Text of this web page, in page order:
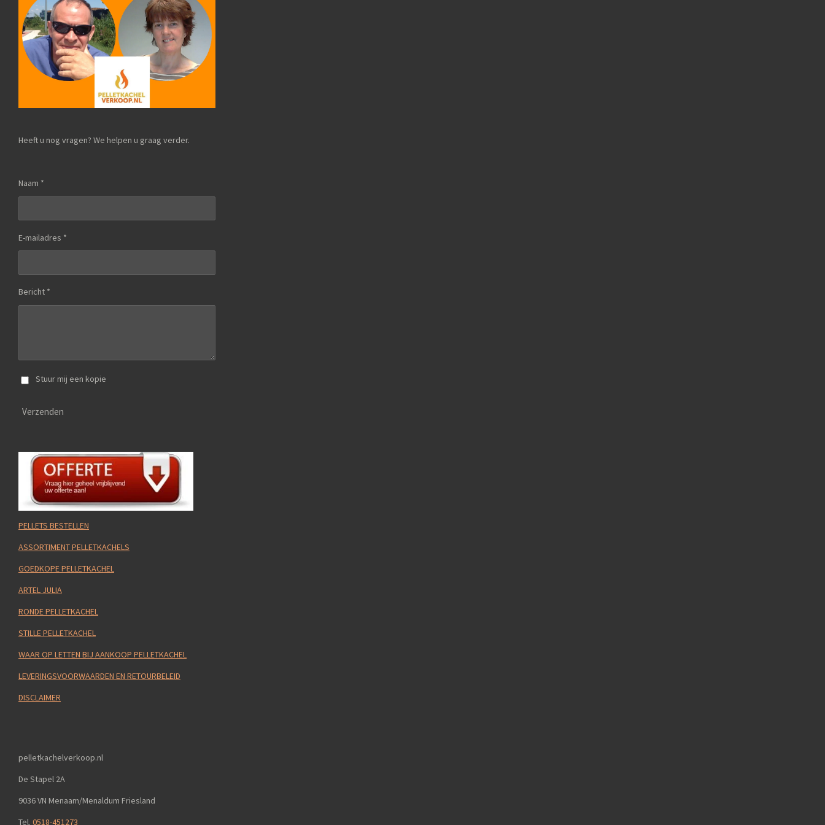
Heeft u nog vragen? We helpen u graag verder.
Naam *
E-mailadres *
Bericht *
Stuur mij een kopie
Verzenden
PELLETS BESTELLEN
ASSORTIMENT PELLETKACHELS
GOEDKOPE PELLETKACHEL
ARTEL JULIA
RONDE PELLETKACHEL
STILLE PELLETKACHEL
WAAR OP LETTEN BIJ AANKOOP PELLETKACHEL
LEVERINGSVOORWAARDEN EN RETOURBELEID
DISCLAIMER
pelletkachelverkoop.nl
De Stapel 2A
9036 VN Menaam/Menaldum Friesland
Tel. 0518-451273